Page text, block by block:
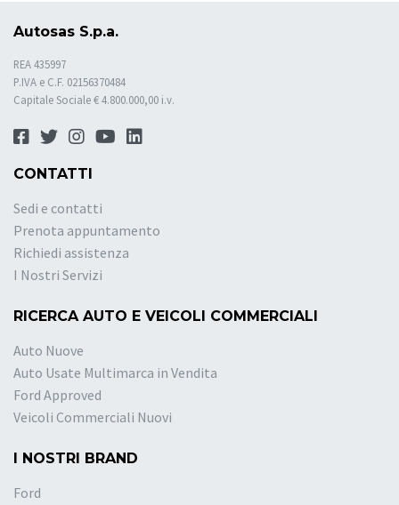
Autosas S.p.a.
REA 435997
P.IVA e C.F. 02156370484
Capitale Sociale € 4.800.000,00 i.v.
CONTATTI
Sedi e contatti
Prenota appuntamento
Richiedi assistenza
I Nostri Servizi
RICERCA AUTO E VEICOLI COMMERCIALI
Auto Nuove
Auto Usate Multimarca in Vendita
Ford Approved
Veicoli Commerciali Nuovi
I NOSTRI BRAND
Ford